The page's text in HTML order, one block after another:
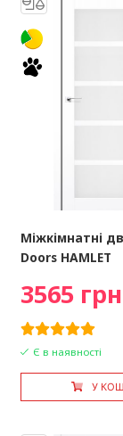
Міжкімнатні
Doors HAMLET
3565 грн
Є в наявності
У